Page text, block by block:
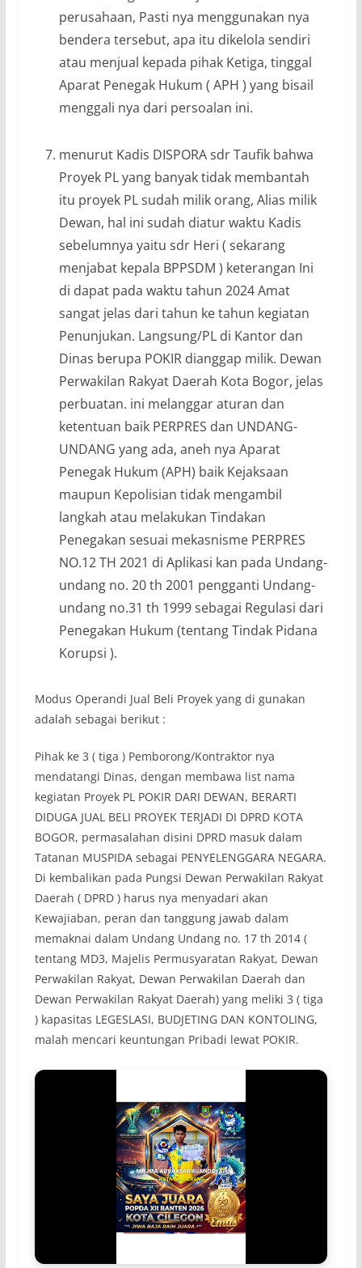
perusahaan, Pasti nya menggunakan nya
bendera tersebut, apa itu dikelola sendiri
atau menjual kepada pihak Ketiga, tinggal
Aparat Penegak Hukum ( APH ) yang bisail
menggali nya dari persoalan ini.
menurut Kadis DISPORA sdr Taufik bahwa
Proyek PL yang banyak tidak membantah
itu proyek PL sudah milik orang, Alias milik
Dewan, hal ini sudah diatur waktu Kadis
sebelumnya yaitu sdr Heri ( sekarang
menjabat kepala BPPSDM ) keterangan Ini
di dapat pada waktu tahun 2024 Amat
sangat jelas dari tahun ke tahun kegiatan
Penunjukan. Langsung/PL di Kantor dan
Dinas berupa POKIR dianggap milik. Dewan
Perwakilan Rakyat Daerah Kota Bogor, jelas
perbuatan. ini melanggar aturan dan
ketentuan baik PERPRES dan UNDANG-
UNDANG yang ada, aneh nya Aparat
Penegak Hukum (APH) baik Kejaksaan
maupun Kepolisian tidak mengambil
langkah atau melakukan Tindakan
Penegakan sesuai mekasnisme PERPRES
NO.12 TH 2021 di Aplikasi kan pada Undang-
undang no. 20 th 2001 pengganti Undang-
undang no.31 th 1999 sebagai Regulasi dari
Penegakan Hukum (tentang Tindak Pidana
Korupsi ).
Modus Operandi Jual Beli Proyek yang di gunakan
adalah sebagai berikut :
Pihak ke 3 ( tiga ) Pemborong/Kontraktor nya
mendatangi Dinas, dengan membawa list nama
kegiatan Proyek PL POKIR DARI DEWAN, BERARTI
DIDUGA JUAL BELI PROYEK TERJADI DI DPRD KOTA
BOGOR, permasalahan disini DPRD masuk dalam
Tatanan MUSPIDA sebagai PENYELENGGARA NEGARA.
Di kembalikan pada Pungsi Dewan Perwakilan Rakyat
Daerah ( DPRD ) harus nya menyadari akan
Kewajiaban, peran dan tanggung jawab dalam
memaknai dalam Undang Undang no. 17 th 2014 (
tentang MD3, Majelis Permusyaratan Rakyat, Dewan
Perwakilan Rakyat, Dewan Perwakilan Daerah dan
Dewan Perwakilan Rakyat Daerah) yang meliki 3 ( tiga
) kapasitas LEGESLASI, BUDJETING DAN KONTOLING,
malah mencari keuntungan Pribadi lewat POKIR.